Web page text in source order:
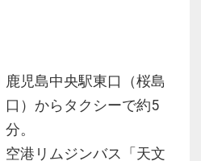
鹿児島中央駅東口（桜島
口）からタクシーで約5
分。
空港リムジンバス「天文